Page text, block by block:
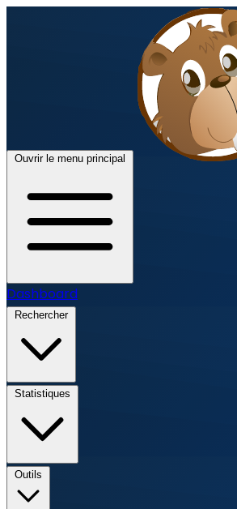
Ouvrir le menu principal
Dashboard
Rechercher
Statistiques
Outils